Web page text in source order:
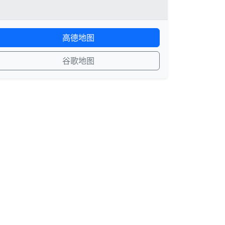
高德地图
谷歌地图